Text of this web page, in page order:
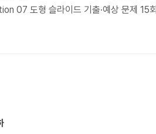
07 도형 슬라이드 기출·예상 문제 15회